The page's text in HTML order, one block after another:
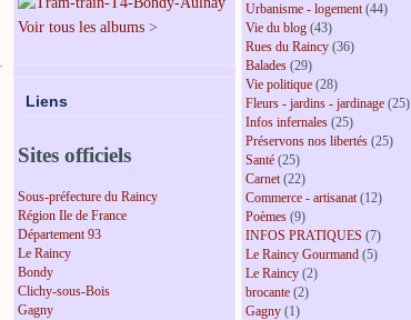
Voir tous les albums >
Liens
Sites officiels
Sous-préfecture du Raincy
Région Ile de France
Département 93
Le Raincy
Bondy
Clichy-sous-Bois
Gagny
Urbanisme - logement(44)
Vie du blog (43)
Rues du Raincy (36)
Balades (29)
Vie politique (28)
Fleurs - jardins - jardinage (25)
Infos infernales (25)
Préservons nos libertés (25)
Santé (25)
Carnet(22)
Commerce - artisanat(12)
Poèmes (9)
INFOS PRATIQUES (7)
Le Raincy Gourmand (5)
Le Raincy (2)
brocante (2)
Gagny (1)